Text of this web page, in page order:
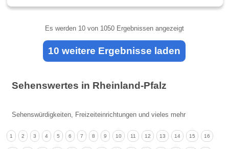
Es werden 10von 1050 Ergebnissen angezeigt
10 weitere Ergebnisse laden
Sehenswertes in Rheinland-Pfalz
Sehenswürdigkeiten, Freizeiteinrichtungen und vieles mehr
1 2 3 4 5 6 7 8 9 10 11 12 13 14 15 16